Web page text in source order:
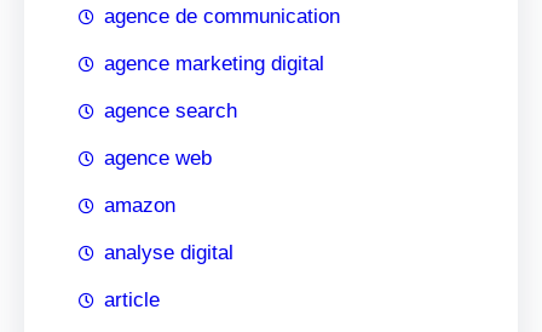
agence de communication
agence marketing digital
agence search
agence web
amazon
analyse digital
article